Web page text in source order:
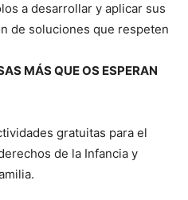
a desarrollar y aplicar sus
de soluciones que respeten
MÁS QUEOS ESPERAN
gratuitas para el
de la Infancia y